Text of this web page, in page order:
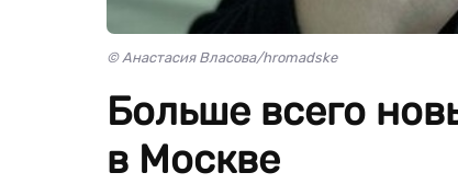
© Анастасия Власова/hromadske
Больше всего
в Москве